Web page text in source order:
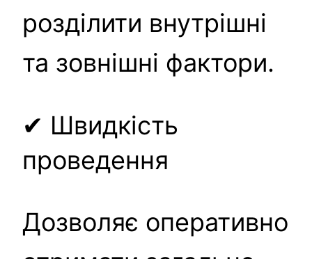
розділити внутрішні
та зовнішні фактори.
✔ Швидкість
проведення
Дозволяє оперативно